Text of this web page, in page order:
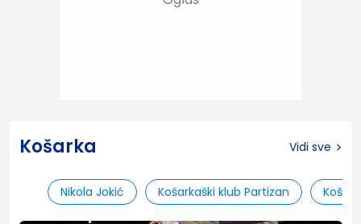
Košarka Vidi sve
Nikola Jokić Košarkaški klub Partizan